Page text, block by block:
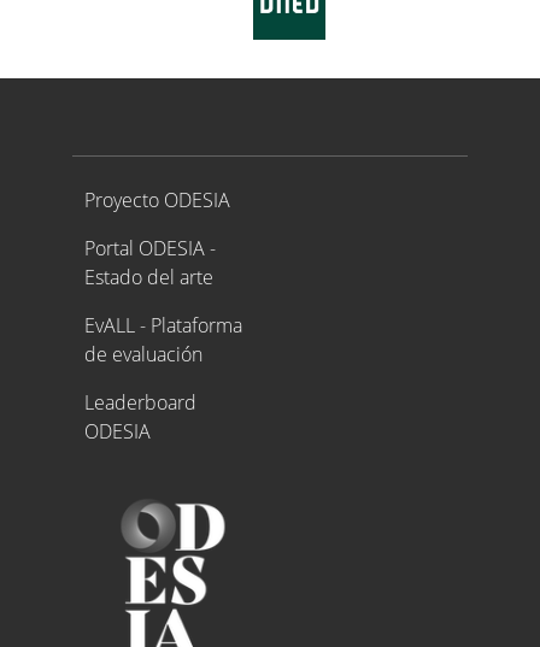
Proyecto ODESIA
Proyecto ODESIA
Portal ODESIA -
Estado del arte
EvALL - Plataforma
de evaluación
Leaderboard
ODESIA